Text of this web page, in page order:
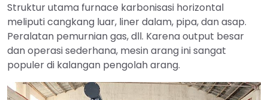
Struktur utama furnace karbonisasi horizontal
meliputi cangkang luar, liner dalam, pipa, dan asap.
Peralatan pemurnian gas, dll. Karena output besar
dan operasi sederhana, mesin arang ini sangat
populer di kalangan pengolah arang.